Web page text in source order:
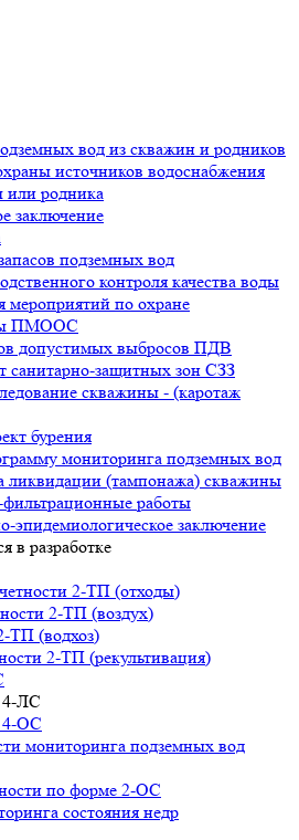
вод из скважин и родников
источников водоснабжения
или родника
заключение
подземных вод
контроля качества воды
мероприятий по охране
ПМООС
допустимых выбросов ПДВ
санитарно-защитных зон СЗЗ
скважины - (каротаж
бурения
мониторинга подземных вод
ликвидации (тампонажа) скважины
работы
эпидемиологическое заключение
в разработке
2-ТП (отходы)
2-ТП (воздух)
ТП (водхоз)
2-ТП (рекультивация)
4-ЛС
4-ОС
мониторинга подземных вод
по форме 2-ОС
состояния недр